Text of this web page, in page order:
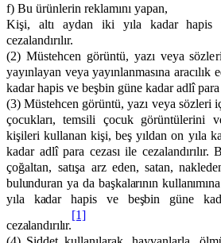
f) Bu ürünlerin reklamını yapan,
Kişi, altı aydan iki yıla kadar hapis
cezalandırılır.
(2) Müstehcen görüntü, yazı veya
yayınlayan veya yayınlanmasına aracılık
kadar hapis ve beşbin güne kadar adlî para
(3) Müstehcen görüntü, yazı veya sözleri
çocukları, temsili çocuk görüntülerini
kişileri kullanan kişi, beş yıldan on yıla
kadar adlî para cezası ile
çoğaltan, satışa arz eden, satan,
bulunduran ya da başkalarının
yıla kadar hapis ve beşbin güne
cezalandırılır.
[1]